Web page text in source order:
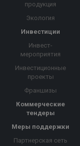
продукция
Экология
Инвестиции
Инвест-
мероприятия
Инвестиционные
проекты
Франшизы
Коммерческие
тендеры
Меры поддержки
Партнерская сеть